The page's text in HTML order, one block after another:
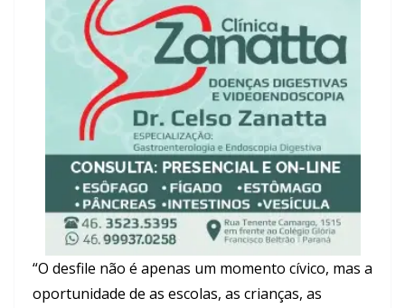
“O desfile não é apenas um momento cívico, mas a
oportunidade de as escolas, as crianças, as